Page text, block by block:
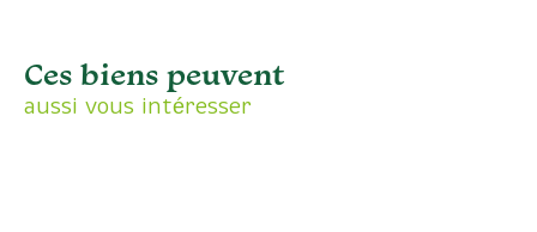
Ces biens peuvent
aussi vous intéresser